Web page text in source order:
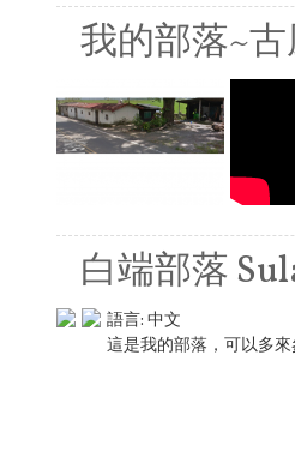
我的部落~
白端部落
語言: 中文
這是我的部落，可以多來